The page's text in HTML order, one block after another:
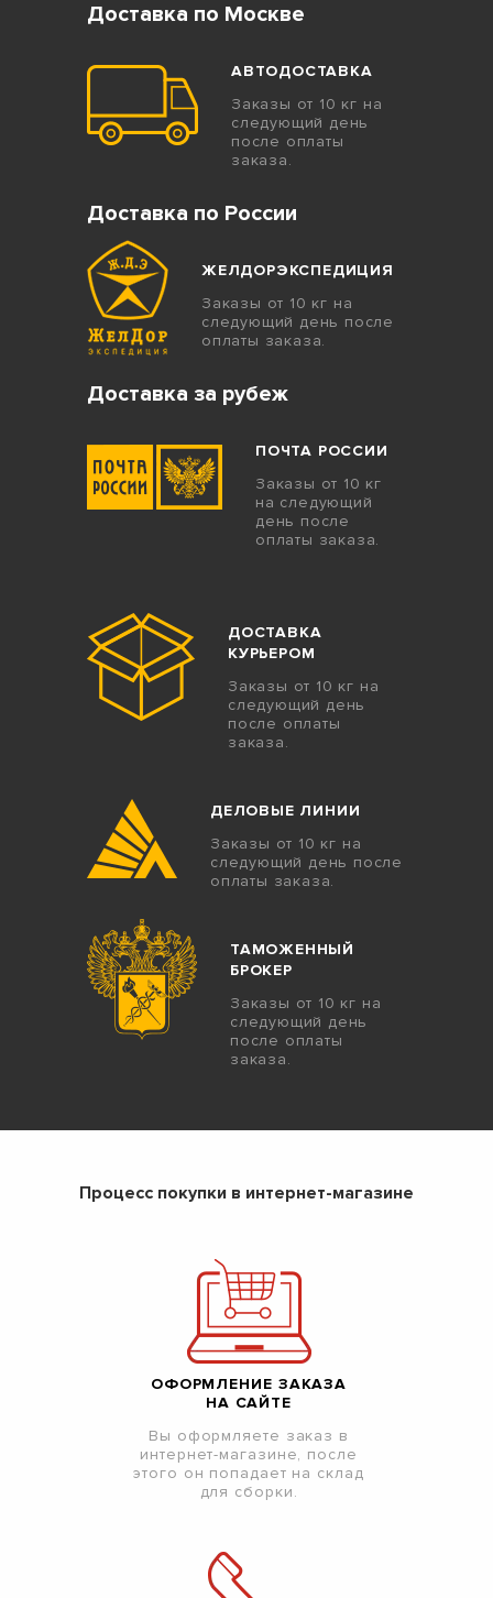
Доставка по Москве
АВТОДОСТАВКА
Заказы от 10 кг на
следующий день
после оплаты
заказа.
Доставка по России
ЖЕЛДОРЭКСПЕДИЦИЯ
Заказы от 10 кг на
следующий день после
оплаты заказа.
Доставка за рубеж
ПОЧТА РОССИИ
Заказы от 10 кг
на следующий
день после
оплаты заказа.
ДОСТАВКА
КУРЬЕРОМ
Заказы от 10 кг на
следующий день
после оплаты
заказа.
ДЕЛОВЫЕ ЛИНИИ
Заказы от 10 кг на
следующий день после
оплаты заказа.
ТАМОЖЕННЫЙ
БРОКЕР
Заказы от 10 кг на
следующий день
после оплаты
заказа.
Процесс покупки в интернет-магазине
ОФОРМЛЕНИЕ ЗАКАЗА
НА САЙТЕ
Вы оформляете заказ в
интернет-магазине, после
этого он попадает на склад
для сборки.